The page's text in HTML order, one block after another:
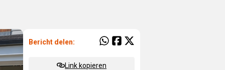
Bericht delen:
Link kopieren